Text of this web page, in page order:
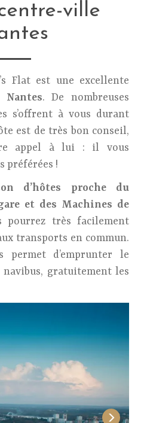
ville
Flat est une excellente
. De nombreuses
s’offrent à vous durant
est de très bon conseil,
appel à lui : il vous
préférées !
d’hôtes proche du
et des Machines de
pourrez très facilement
transports en commun.
permet d’emprunter le
gratuitement les